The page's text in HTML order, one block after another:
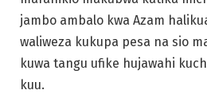
jambo ambalo kwa Azam
waliweza kukupa pesa na sio
kuwa tangu ufike hujawahi
kuu.